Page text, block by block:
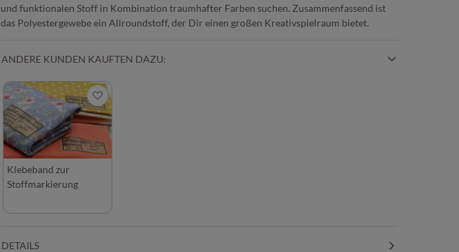
und funktionalen Stoff in Kombination traumhafter Farben suchen. Zusammenfassend ist
das Polyestergewebe ein Allroundstoff, der Dir einen großen Kreativspielraum bietet.
ANDERE KUNDEN KAUFTEN DAZU:
Klebeband zur
Stoffmarkierung
DETAILS